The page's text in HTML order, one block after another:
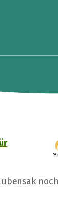
noch